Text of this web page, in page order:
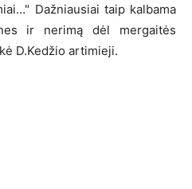
Dažniausiai taip kalbama
ir nerimą dėl mergaitės
D.Kedžio artimieji.